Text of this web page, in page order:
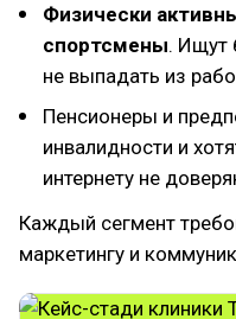
Физически
спортсмены. Ищут
не выпадать из
Пенсионеры и
инвалидности и
интернету не
Каждый сегмент
маркетингу и